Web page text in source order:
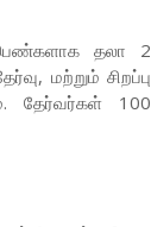
தலா 2
மற்றும் சிறப்பு
தேர்வர்கள் 100